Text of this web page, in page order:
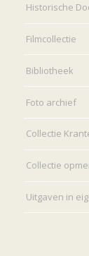
Historische
Filmcollectie
Bibliotheek
Foto archief
Collectie
Collectie
Uitgaven in